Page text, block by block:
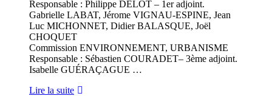
Responsable : Philippe DELOT – 1er adjoint.
Gabrielle LABAT, Jérome VIGNAU-ESPINE, Jean
Luc MICHONNET, Didier BALASQUE, Joël
CHOQUET
Commission ENVIRONNEMENT, URBANISME
Responsable : Sébastien COURADET– 3ème adjoint.
Isabelle GUÉRAÇAGUE …
Lire la suiteLes